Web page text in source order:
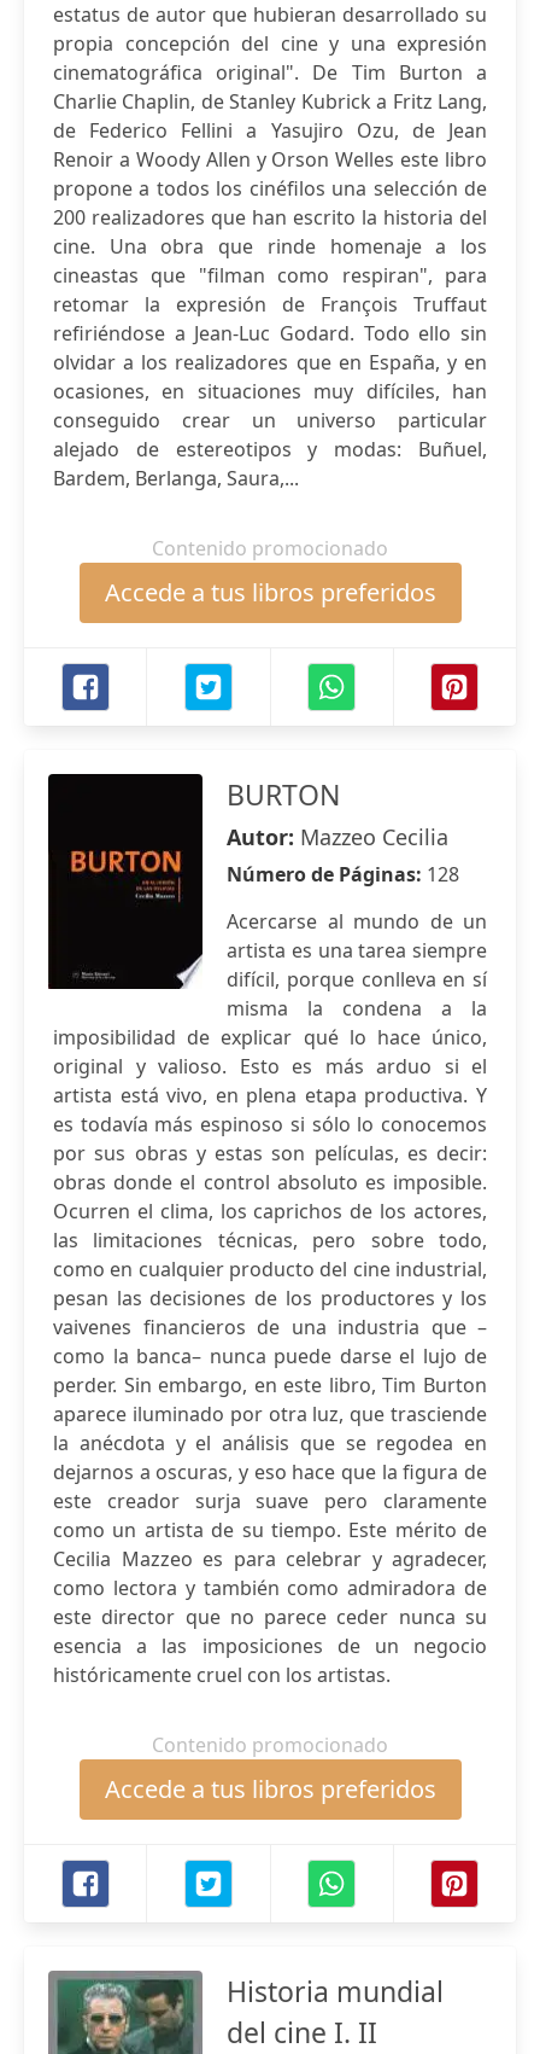
estatus de autor que hubieran desarrollado su
propia concepción del cine y una expresión
cinematográfica original". De Tim Burton a
Charlie Chaplin, de Stanley Kubrick a Fritz Lang,
de Federico Fellini a Yasujiro Ozu, de Jean
Renoir a Woody Allen y Orson Welles este libro
propone a todos los cinéfilos una selección de
200 realizadores que han escrito la historia del
cine. Una obra que rinde homenaje a los
cineastas que "filman como respiran", para
retomar la expresión de François Truffaut
refiriéndose a Jean-Luc Godard. Todo ello sin
olvidar a los realizadores que en España, y en
ocasiones, en situaciones muy difíciles, han
conseguido crear un universo particular
alejado de estereotipos y modas: Buñuel,
Bardem, Berlanga, Saura,...
Contenido promocionado
Accede a tus libros preferidos
BURTON
Autor: Mazzeo Cecilia
Número de Páginas: 128
Acercarse al mundo de un
artista es una tarea siempre
difícil, porque conlleva en sí
misma la condena a la
imposibilidad de explicar qué lo hace único,
original y valioso. Esto es más arduo si el
artista está vivo, en plena etapa productiva. Y
es todavía más espinoso si sólo lo conocemos
por sus obras y estas son películas, es decir:
obras donde el control absoluto es imposible.
Ocurren el clima, los caprichos de los actores,
las limitaciones técnicas, pero sobre todo,
como en cualquier producto del cine industrial,
pesan las decisiones de los productores y los
vaivenes financieros de una industria que –
como la banca– nunca puede darse el lujo de
perder. Sin embargo, en este libro, Tim Burton
aparece iluminado por otra luz, que trasciende
la anécdota y el análisis que se regodea en
dejarnos a oscuras, y eso hace que la figura de
este creador surja suave pero claramente
como un artista de su tiempo. Este mérito de
Cecilia Mazzeo es para celebrar y agradecer,
como lectora y también como admiradora de
este director que no parece ceder nunca su
esencia a las imposiciones de un negocio
históricamente cruel con los artistas.
Contenido promocionado
Accede a tus libros preferidos
Historia mundial
del cine I. II